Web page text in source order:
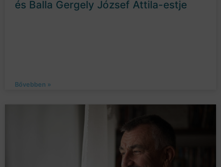
és Balla Gergely József Attila-estje
Bővebben »